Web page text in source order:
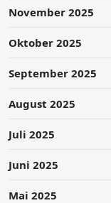
November 2025
Oktober 2025
September 2025
August 2025
Juli 2025
Juni 2025
Mai 2025